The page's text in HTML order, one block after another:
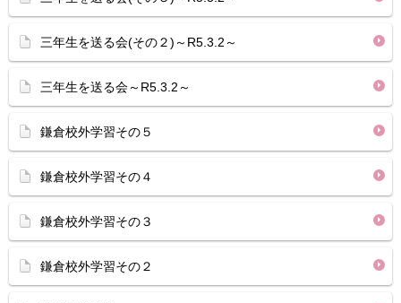
三年生を送る会(その２)～R5.3.2～
三年生を送る会～R5.3.2～
鎌倉校外学習その５
鎌倉校外学習その４
鎌倉校外学習その３
鎌倉校外学習その２